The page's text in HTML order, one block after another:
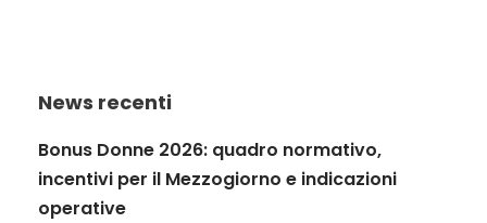
News recenti
Bonus Donne 2026: quadro normativo,
incentivi per il Mezzogiorno e indicazioni
operative